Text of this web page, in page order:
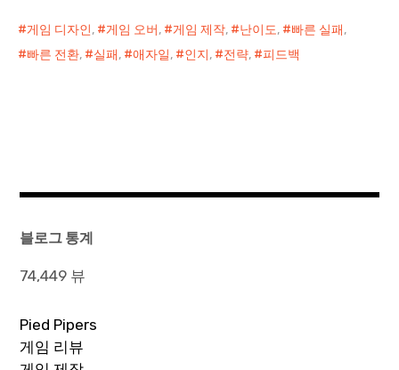
게임 디자인, 게임 오버, 게임 제작, 난이도, 빠른 실패,
빠른 전환, 실패, 애자일, 인지, 전략, 피드백
블로그 통계
74,449 뷰
Pied Pipers
게임 리뷰